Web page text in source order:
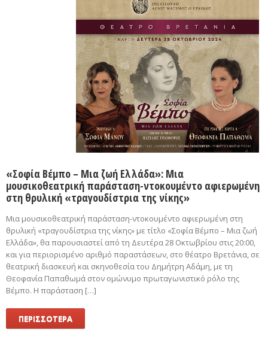
«Σοφία Βέμπο – Μια ζωή Ελλάδα»: Μια
μουσικοθεατρική παράσταση-ντοκουμέντο αφιερωμένη
στη θρυλική «τραγουδίστρια της νίκης»
Μια μουσικοθεατρική παράσταση-ντοκουμέντο αφιερωμένη στη
θρυλική «τραγουδίστρια της νίκης» με τίτλο «Σοφία Βέμπο – Μια ζωή
Ελλάδα», θα παρουσιαστεί από τη Δευτέρα 28 Οκτωβρίου στις 20:00,
και για περιορισμένο αριθμό παραστάσεων, στο θέατρο Βρετάνια, σε
θεατρική διασκευή και σκηνοθεσία του Δημήτρη Αδάμη, με τη
Θεοφανία Παπαθωμά στον ομώνυμο πρωταγωνιστικό ρόλο της
Βέμπο. Η παράσταση […]
ΠΕΡΙΣΣΟΤΕΡΑ